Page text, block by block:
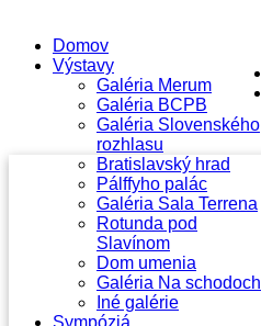
Domov
Výstavy
Galéria Merum
Galéria BCPB
Galéria Slovenského
rozhlasu
Bratislavský hrad
Pálffyho palác
Galéria Sala Terrena
Rotunda pod
Slavínom
Dom umenia
Galéria Na schodoch
Iné galérie
Sympóziá